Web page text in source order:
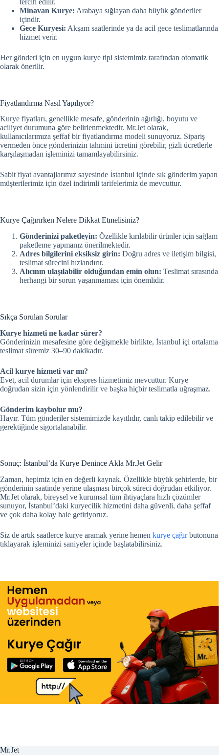
Minavan Kurye: Arabaya sığlayan daha büyük gönderiler
içindir.
Gece Kuryesi: Akşam saatlerinde ya da acil gece teslimatlarında
hizmet verir.
Her gönderi için en uygun kurye tipi sistemimiz tarafından otomatik
olarak önerilir.
Fiyatlandırma Nasıl Yapılıyor?
Kurye fiyatları, genellikle mesafe, gönderinin ağırlığı, boyutu ve
aciliyet durumuna göre belirlenmektedir. Mr.Jet olarak,
kullanıcılarımıza şeffaf bir fiyatlandırma modeli sunuyoruz. Sipariş
vermeden önce gönderinizin tahmini ücretini görebilir, gizli ücretlerle
karşılaşmadan işleminizi tamamlayabilirsiniz.
Sabit fiyat avantajlarımız sayesinde İstanbul içinde sık gönderim yapan
müşterilerimiz için özel indirimli tarifelerimiz de mevcuttur.
Kurye Çağırırken Nelere Dikkat Etmelisiniz?
Gönderinizi paketleyin: Özellikle kırılabilir ürünler için sağlam
paketleme yapmanız önerilmektedir.
Adres bilgilerini eksiksiz girin: Doğru adres ve iletişim bilgisi,
teslimat sürecini hızlandırır.
Alıcının ulaşılabilir olduğundan emin olun: Teslimat sırasında
herhangi bir sorun yaşanmaması için önemlidir.
Sıkça Sorulan Sorular
Kurye hizmeti ne kadar sürer?
Gönderinizin mesafesine göre değişmekle birlikte, İstanbul içi ortalama
teslimat süremiz 30–90 dakikadır.
Acil kurye hizmeti var mı?
Evet, acil durumlar için ekspres hizmetimiz mevcuttur. Kurye
doğrudan sizin için yönlendirilir ve başka hiçbir teslimatla uğraşmaz.
Gönderim kaybolur mu?
Hayır. Tüm gönderiler sistemimizde kayıtlıdır, canlı takip edilebilir ve
gerektiğinde sigortalanabilir.
Sonuç: İstanbul’da Kurye Denince Akla Mr.Jet Gelir
Zaman, hepimiz için en değerli kaynak. Özellikle büyük şehirlerde, bir
gönderinin saatinde yerine ulaşması birçok süreci doğrudan etkiliyor.
Mr.Jet olarak, bireysel ve kurumsal tüm ihtiyaçlara hızlı çözümler
sunuyor, İstanbul’daki kuryecilik hizmetini daha güvenli, daha şeffaf
ve çok daha kolay hale getiriyoruz.
Siz de artık saatlerce kurye aramak yerine hemen kurye çağırbutonuna
tıklayarak işleminizi saniyeler içinde başlatabilirsiniz.
Mr.Jet